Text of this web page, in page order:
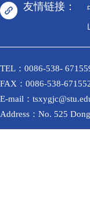
友情链接：
TEL：0086-538-
FAX：0086-538-
E-mail：
Address：No. 525